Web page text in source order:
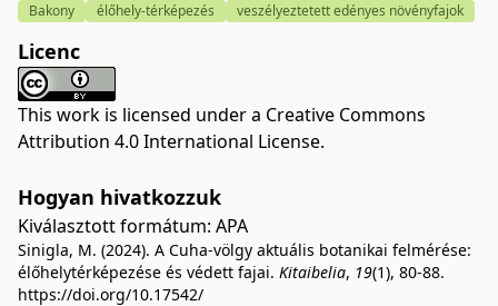
Bakony élőhely-térképezés veszélyeztetett edényes növényfajok
Licenc
This work is licensed under a Creative Commons
Attribution 4.0 International License.
Hogyan hivatkozzuk
Kiválasztott formátum: APA
Sinigla, M. (2024). A Cuha-völgy aktuális botanikai felmérése:
élőhelytérképezése és védett fajai. Kitaibelia, 19(1), 80-88.
https://doi.org/10.17542/